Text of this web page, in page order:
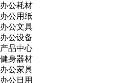
办公耗材
办公用纸
办公文具
办公设备
产品中心
健身器材
办公家具
办公日用